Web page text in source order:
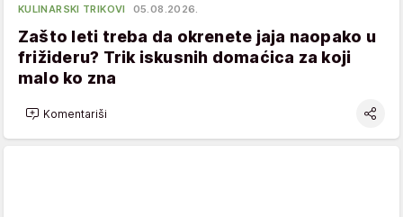
KULINARSKI TRIKOVI 05.08.2026.
Zašto leti treba da okrenete jaja naopako u
frižideru? Trik iskusnih domaćica za koji
malo ko zna
Komentariši